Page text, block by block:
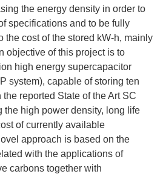
the energy density in order to
specifications and to be fully
the cost of the stored kW-h, mainly
objective of this project is to
high energy supercapacitor
system), capable of storing ten
reported State of the Art SC
the high power density, long life
of currently available
approach is based on the
with the applications of
carbons together with